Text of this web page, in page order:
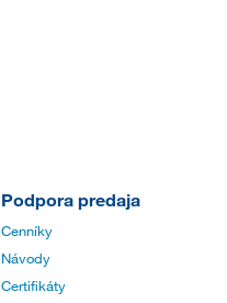
Podpora predaja
Cenníky
Návody
Certifikáty